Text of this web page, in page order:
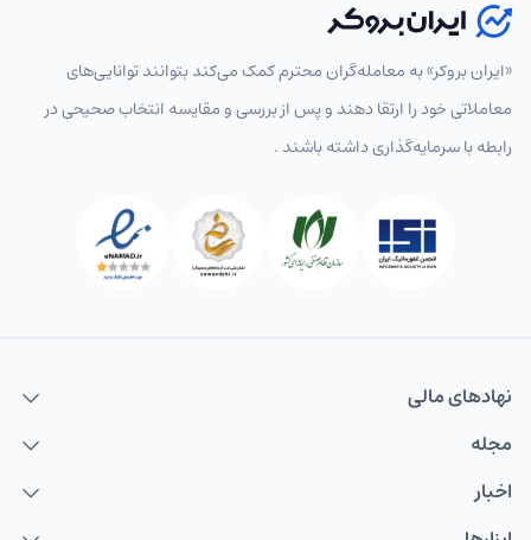
«ایران بروکر» به معامله‌گران محترم کمک می‌کند بتوانند توانایی‌های
معاملاتی خود را ارتقا دهند و پس از بررسی و مقایسه انتخاب‌ صحیحی در
رابطه با سرمایه‌گذاری داشته باشند .
نهاد‌های مالی
مجله
اخبار